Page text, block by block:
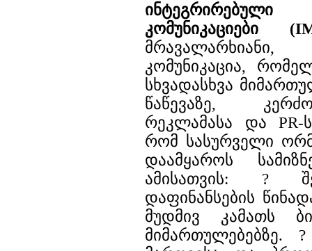
კომუნიკაციები
მრავალარხიანი,
კომუნიკაცია,
სხვადასხვა
წაწევაზე,
რეკლამასა და PR-
რომ სასურველი
დაამყაროს
ამისათვის: ?
დაფინანსების
მუდმივ კამათს
მიმართულებებზე.